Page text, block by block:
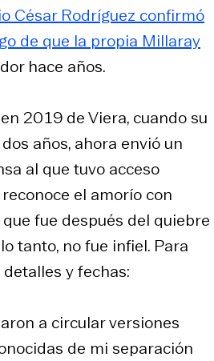
César Rodríguez confirmó
de que la propia Millaray
hace años.
2019 de Viera, cuando su
años, ahora envió un
al que tuvo acceso
el amorío con
fue después del quiebre
tanto, no fue infiel. Para
y fechas:
a circular versiones
de mi separación